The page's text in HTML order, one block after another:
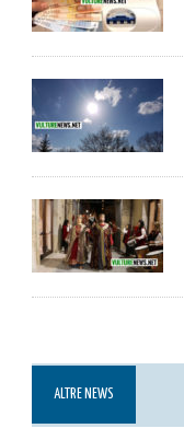
ALTRE NEWS